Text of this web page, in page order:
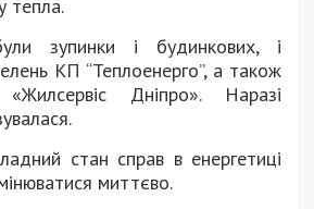
тепла.
зупинки і будинкових, і
КП “Теплоенерго”, а також
Дніпро». Наразі
стан справ в енергетиці
миттєво.